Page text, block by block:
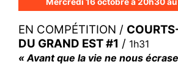
EN COMPÉTITION /
DU GRAND EST#1 / 1h31
« Avant que la vie ne nous écrase